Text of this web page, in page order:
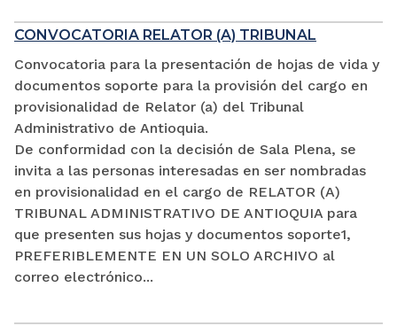
CONVOCATORIA RELATOR (A) TRIBUNAL
Convocatoria para la presentación de hojas de vida y
documentos soporte para la provisión del cargo en
provisionalidad de Relator (a) del Tribunal
Administrativo de Antioquia.
De conformidad con la decisión de Sala Plena, se
invita a las personas interesadas en ser nombradas
en provisionalidad en el cargo de RELATOR (A)
TRIBUNAL ADMINISTRATIVO DE ANTIOQUIA para
que presenten sus hojas y documentos soporte1,
PREFERIBLEMENTE EN UN SOLO ARCHIVO al
correo electrónico...